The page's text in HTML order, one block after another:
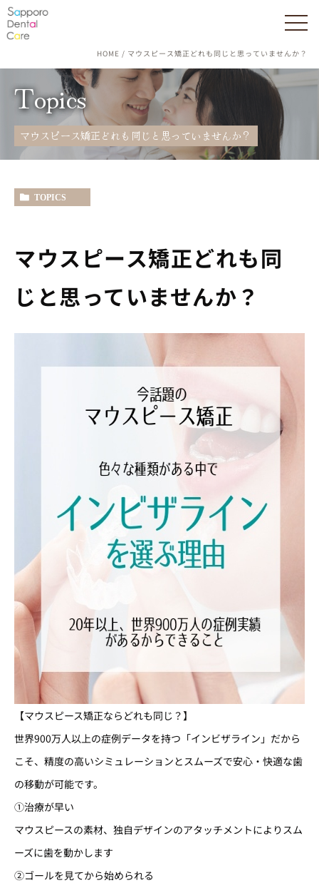
HOME マウスピース矯正どれも同じと思っていませんか？
Topics
マウスピース矯正どれも同じと思っていませんか？
TOPICS
マウスピース矯正どれも同
じと思っていませんか？
【マウスピース矯正ならどれも同じ？】
世界900万人以上の症例データを持つ「インビザライン」だから
こそ、精度の高いシミュレーションとスムーズで安心・快適な歯
の移動が可能です。
①治療が早い
マウスピースの素材、独自デザインのアタッチメントによりスム
ーズに歯を動かします
②ゴールを見てから始められる